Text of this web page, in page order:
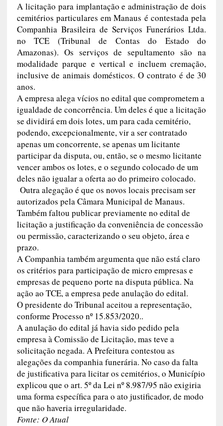
A licitação para implantação e administração de dois
cemitérios particulares em Manaus é contestada pela
Companhia Brasileira de Serviços Funerários Ltda.
no TCE (Tribunal de Contas do Estado do
Amazonas). Os serviços de sepultamento são na
modalidade parque e vertical e incluem cremação,
inclusive de animais domésticos. O contrato é de 30
anos.
A empresa alega vícios no edital que comprometem a
igualdade de concorrência. Um deles é que a licitação
se dividirá em dois lotes, um para cada cemitério,
podendo, excepcionalmente, vir a ser contratado
apenas um concorrente, se apenas um licitante
participar da disputa, ou, então, se o mesmo licitante
vencer ambos os lotes, e o segundo colocado de um
deles não igualar a oferta ao do primeiro colocado.
Outra alegação é que os novos locais precisam ser
autorizados pela Câmara Municipal de Manaus.
Também faltou publicar previamente no edital de
licitação a justificação da conveniência de concessão
ou permissão, caracterizando o seu objeto, área e
prazo.
A Companhia também argumenta que não está claro
os critérios para participação de micro empresas e
empresas de pequeno porte na disputa pública. Na
ação ao TCE, a empresa pede anulação do edital.
O presidente do Tribunal aceitou a representação,
conforme Processo nº 15.853/2020..
A anulação do edital já havia sido pedido pela
empresa à Comissão de Licitação, mas teve a
solicitação negada. A Prefeitura contestou as
alegações da companhia funerária. No caso da falta
de justificativa para licitar os cemitérios, o Município
explicou que o art. 5º da Lei nº 8.987/95 não exigiria
uma forma específica para o ato justificador, de modo
que não haveria irregularidade.
Fonte: O Atual